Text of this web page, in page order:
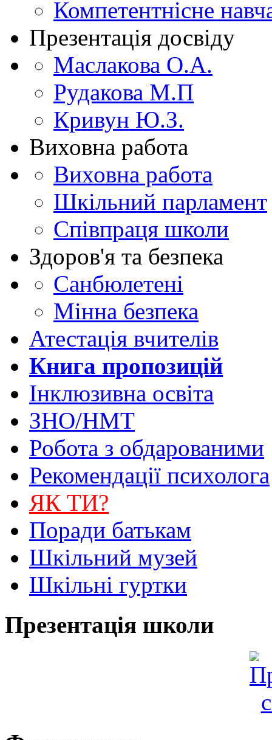
Компетентнісне
Презентація досвіду
Маслакова О.А.
Рудакова М.П
Кривун Ю.З.
Виховна работа
Виховна работа
Шкільний парламент
Співпраця школи
Здоров'я та безпека
Санбюлетені
Мінна безпека
Атестація вчителів
Книга пропозицій
Інклюзивна освіта
ЗНО/НМТ
Робота з обдарованими
Рекомендації психолога
ЯК ТИ?
Поради батькам
Шкільний музей
Шкільні гуртки
Презентація школи